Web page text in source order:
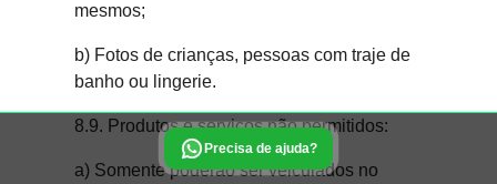
mesmos;
b) Fotos de crianças, pessoas com traje de
banho ou lingerie.
8.9. Produtos e serviços não permitidos:
a) Somente poderão ser veiculados no
Precisa de ajuda?